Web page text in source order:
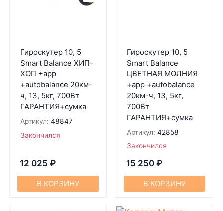
Гироскутер 10, 5
Smart Balance ХИП-
ХОП +app
+autobalance 20км-
ч, 13, 5кг, 700Вт
ГАРАНТИЯ+сумка
Артикул: 48847
Закончился
12 025 ₽
В КОРЗИНУ
Гироскутер 10, 5
Smart Balance
ЦВЕТНАЯ МОЛНИЯ
+app +autobalance
20км-ч, 13, 5кг,
700Вт
ГАРАНТИЯ+сумка
Артикул: 42858
Закончился
15 250 ₽
В КОРЗИНУ